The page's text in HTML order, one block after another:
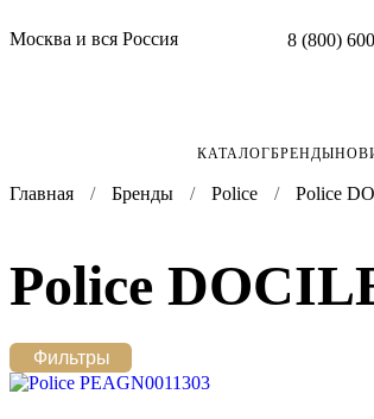
Москва и вся Россия 8 (800)
КАТАЛОГБРЕНДЫ
Главная Бренды Police Police
Police
Фильтры